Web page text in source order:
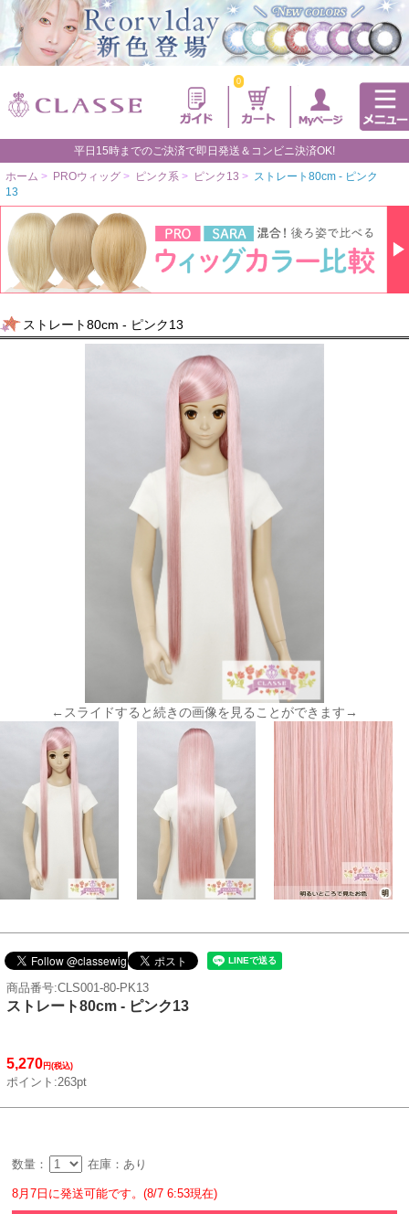
0
平日15時までのご決済で即日発送＆コンビニ決済OK!
ホーム > PROウィッグ > ピンク系 > ピンク13 > ストレート80cm - ピンク
13
ストレート80cm - ピンク13
←スライドすると続きの画像を見ることができます→
商品番号:CLS001-80-PK13
ストレート80cm - ピンク13
5,270円(税込)
ポイント:263pt
数量： 在庫：あり
8月7日に発送可能です。(8/7 6:53現在)